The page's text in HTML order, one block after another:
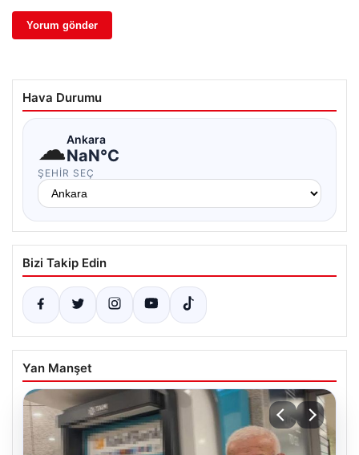
Hava Durumu
☁Ankara
NaN°C
ŞEHIR SEÇ
Bizi Takip Edin
Yan Manşet